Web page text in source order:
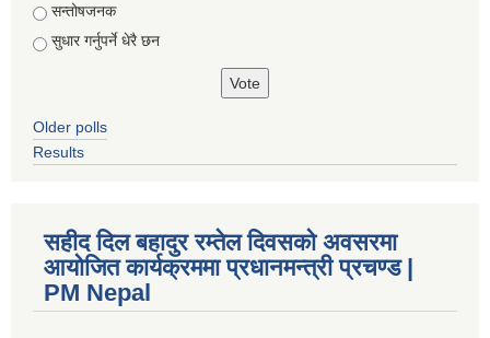
सन्तोषजनक
सुधार गर्नुपर्ने धेरै छन
Older polls
Results
सहीद दिल बहादुर रम्तेल दिवसको अवसरमा
आयोजित कार्यक्रममा प्रधानमन्त्री प्रचण्ड |
PM Nepal